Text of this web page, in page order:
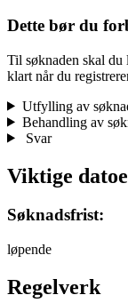
Dette bør du
Til søknaden skal du
klart når du
Utfylling av
Behandling av
Svar
Viktige
Søknadsfrist:
løpende
Regelverk